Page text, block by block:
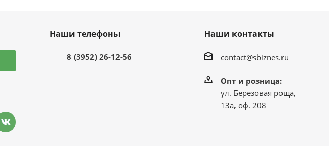
Наши телефоны
8 (3952) 26-12-56
Наши контакты
contact@sbiznes.ru
Опт и розница:
ул. Березовая роща,
13а, оф. 208